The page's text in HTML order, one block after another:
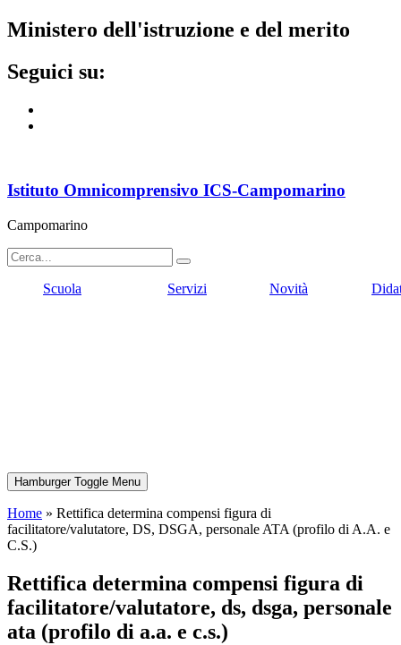
ministero dell'istruzione e del merito
seguici su:
Istituto Omnicomprensivo ICS-Campomarino
Campomarino
Scuola Servizi Novità
Hamburger Toggle Menu
Home » Rettifica determina compensi figura di
facilitatore/valutatore, DS, DSGA, personale ATA (profilo di A.A. e
C.S.)
rettifica determina compensi figura di
facilitatore/valutatore, ds, dsga, personale
ata (profilo di a.a. e c.s.)